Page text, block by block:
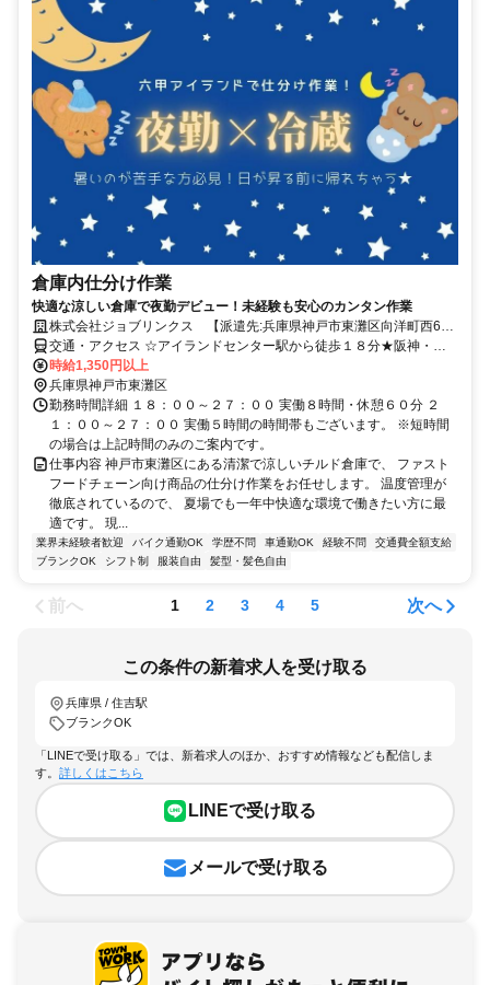
倉庫内仕分け作業
快適な涼しい倉庫で夜勤デビュー！未経験も安心のカンタン作業
株式会社ジョブリンクス 【派遣先:兵庫県神戸市東灘区向洋町西6丁
目】
交通・アクセス ☆アイランドセンター駅から徒歩１８分★阪神・魚
崎駅から車で１２分
時給1,350円以上
兵庫県神戸市東灘区
勤務時間詳細 １８：００～２７：００ 実働８時間・休憩６０分 ２
１：００～２７：００ 実働５時間の時間帯もございます。 ※短時間
の場合は上記時間のみのご案内です。
仕事内容 神戸市東灘区にある清潔で涼しいチルド倉庫で、 ファスト
フードチェーン向け商品の仕分け作業をお任せします。 温度管理が
徹底されているので、 夏場でも一年中快適な環境で働きたい方に最
適です。 現...
業界未経験者歓迎 バイク通勤OK 学歴不問 車通勤OK 経験不問
交通費全額支給
ブランクOK
シフト制 服装自由 髪型・髪色自由
前へ 1 2 3 4 5 次へ
この条件の新着求人を受け取る
兵庫県 / 住吉駅
ブランクOK
「LINEで受け取る」では、新着求人のほか、おすすめ情報なども配信しま
す。 詳しくはこちら
LINEで受け取る
メールで受け取る